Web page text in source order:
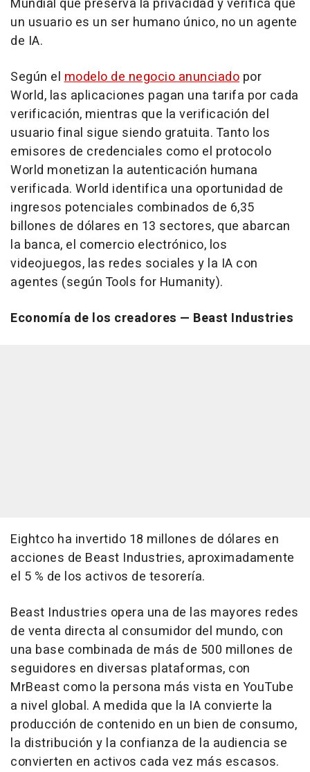
Mundial que preserva la privacidad y verifica que
un usuario es un ser humano único, no un agente
de IA.
Según elmodelo de negocio anunciado por
World, las aplicaciones pagan una tarifa por cada
verificación, mientras que la verificación del
usuario final sigue siendo gratuita. Tanto los
emisores de credenciales como el protocolo
World monetizan la autenticación humana
verificada. World identifica una oportunidad de
ingresos potenciales combinados de 6,35
billones de dólares en 13 sectores, que abarcan
la banca, el comercio electrónico, los
videojuegos, las redes sociales y la IA con
agentes (según Tools for Humanity).
Economía de los creadores — Beast Industries
Eightco ha invertido 18 millones de dólares en
acciones de Beast Industries, aproximadamente
el 5 % de los activos de tesorería.
Beast Industries opera una de las mayores redes
de venta directa al consumidor del mundo, con
una base combinada de más de 500 millones de
seguidores en diversas plataformas, con
MrBeast como la persona más vista en YouTube
a nivel global. A medida que la IA convierte la
producción de contenido en un bien de consumo,
la distribución y la confianza de la audiencia se
convierten en activos cada vez más escasos.